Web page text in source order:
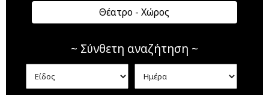
Θέατρο - Χώρος
~ Σύνθετη αναζήτηση ~